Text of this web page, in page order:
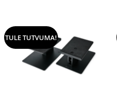
TULE TUTVUMA!